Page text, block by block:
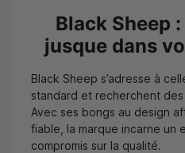
Black Sheep
jusque dans
Black Sheep s’adresse à
standard et recherchent
Avec ses bongs au design
fiable, la marque incarne un
compromis sur la qualité.